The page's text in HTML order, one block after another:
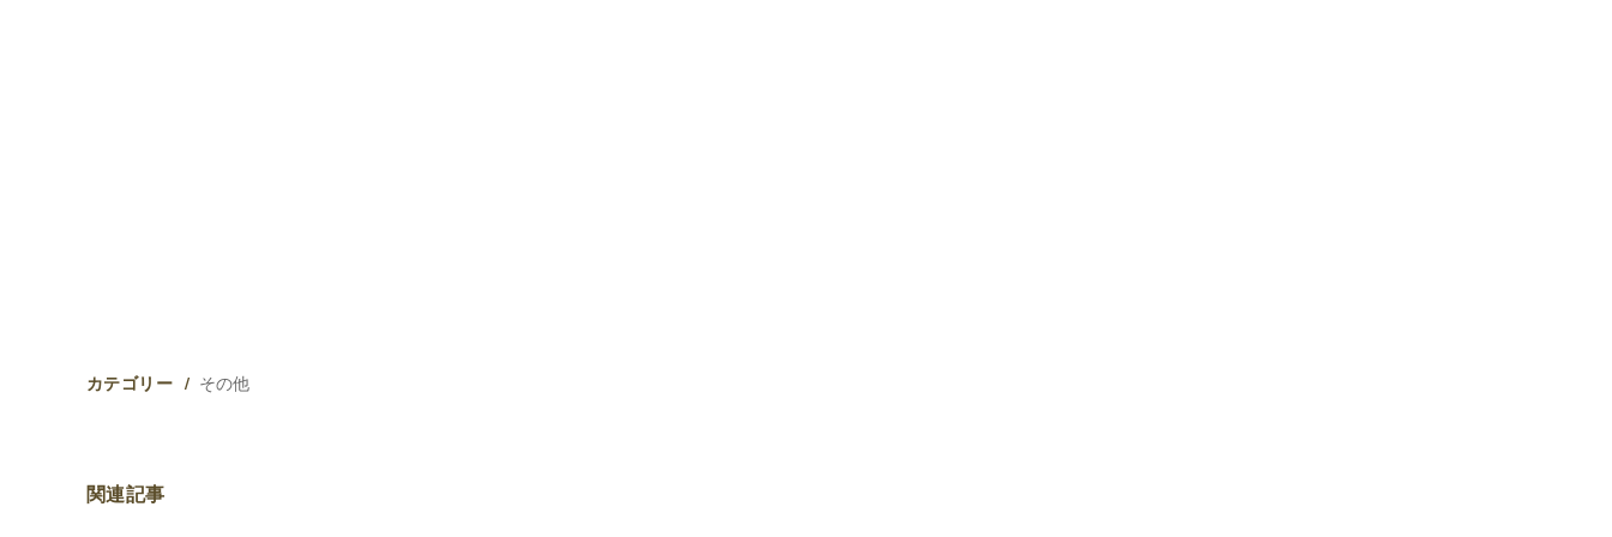
カテゴリー その他
関連記事